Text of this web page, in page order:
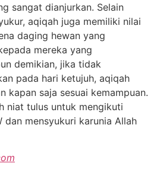
sangat dianjurkan. Selain
aqiqah juga memiliki nilai
daging hewan yang
mereka yang
demikian, jika tidak
pada hari ketujuh, aqiqah
kapan saja sesuai kemampuan.
niat tulus untuk mengikuti
dan mensyukuri karunia Allah